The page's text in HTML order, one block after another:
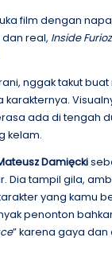
film dengan
real, Inside
nggak takut buat
ada di tengah
kelam.
Damięcki
Dia tampil gila,
yang kamu
penonton
” karena gaya